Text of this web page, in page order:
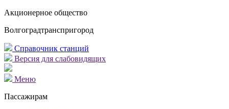
Акционерное общество
Волгоградтранспригород
Справочник станций
Версия для слабовидящих
Меню
Пассажирам